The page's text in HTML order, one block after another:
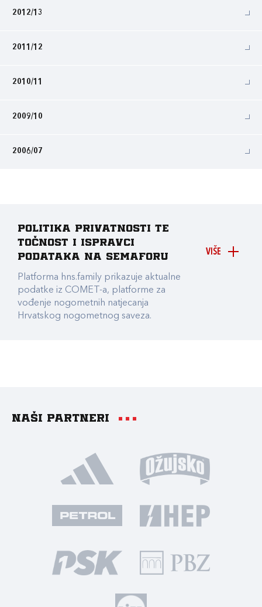
2012/13
2011/12
2010/11
2009/10
2006/07
VIŠE
Politika privatnosti te
točnost i ispravci
podataka na Semaforu
Platforma hns.family prikazuje aktualne
podatke iz COMET-a, platforme za
vođenje nogometnih natjecanja
Hrvatskog nogometnog saveza.
Naši partneri